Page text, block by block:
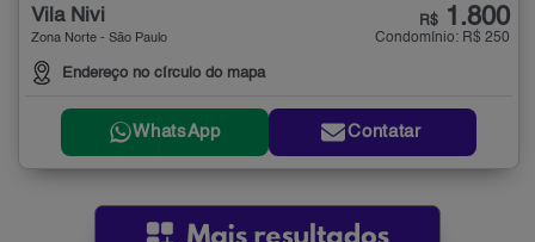
Vila Nivi
Zona Norte - São Paulo
Endereço no círculo do mapa
R$ 1.800
Condomínio: R$ 250
WhatsApp Contatar